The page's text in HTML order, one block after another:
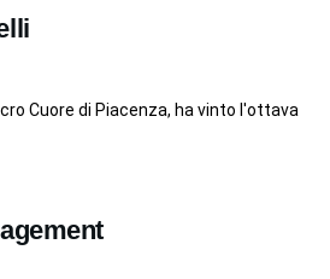
Cuore di Piacenza, ha vinto l'ottava